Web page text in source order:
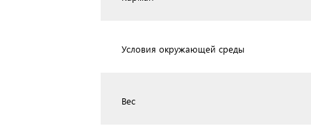
Условия окружающей среды
Вес